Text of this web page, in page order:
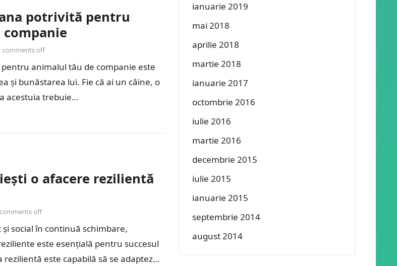
potrivită pentru
comments off
animalul tău de companie este
și bunăstarea lui. Fie că ai un câine, o
acestuia trebuie…
o afacere rezilientă
comments off
social în continuă schimbare,
este esențială pentru succesul
este capabilă să se adapteze
ianuarie 2019
mai 2018
aprilie 2018
martie 2018
ianuarie 2017
octombrie 2016
iulie 2016
martie 2016
decembrie 2015
iulie 2015
ianuarie 2015
septembrie 2014
august 2014